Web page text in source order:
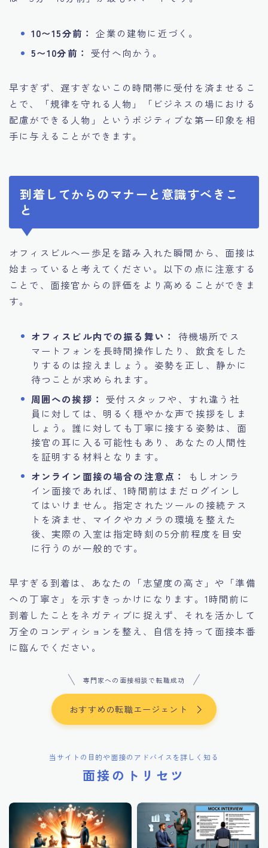
10〜15分前： 企業の建物に近づく。
5〜10分前：
受付へ向かう。
早すぎず、遅すぎないこの時間帯に受付を済ませるこ
とで、「規律を守れる人物」「ビジネスの場における
配慮ができる人物」というポジティブな第一印象を相
手に与えることができます。
到着してからのマナーと意識すべきこ
と
オフィスビルへ一歩足を踏み入れた瞬間から、面接は
始まっていると考えてください。以下の点に注意する
ことで、面接官からの評価をより高めることができま
す。
オフィスビル内での振る舞い：
待機場所でス
マートフォンを長時間操作したり、飲食をした
りするのは控えましょう。姿勢を正し、静かに
待つことが求められます。
周囲への挨拶：
受付スタッフや、すれ違う社
員に対しては、明るく穏やかな声で挨拶をしま
しょう。誰に対しても丁寧に接する姿勢は、面
接官の耳に入る可能性もあり、あなたの人間性
を証明する材料となります。
オンライン面接の場合の注意点：
もしオンラ
イン面接であれば、1時間前はまだログインし
てはいけません。指定されたツールの接続テス
トを済ませ、マイクやカメラの環境を整えた
後、実際の入室は指定時刻の5分前程度を目安
に行うのが一般的です。
早すぎる到着は、あなたの「志望度の高さ」や「準備
への丁寧さ」を示すきっかけになります。1時間前に
到着したことをネガティブに捉えず、それを活かして
万全のコンディションを整え、自信を持って面接本番
に臨んでください。
専門家への面接相談で転職成功
おすすめの転職エージェント
当サイトの目的や面接のアドバイスを詳しく知る
面接のトリセツ